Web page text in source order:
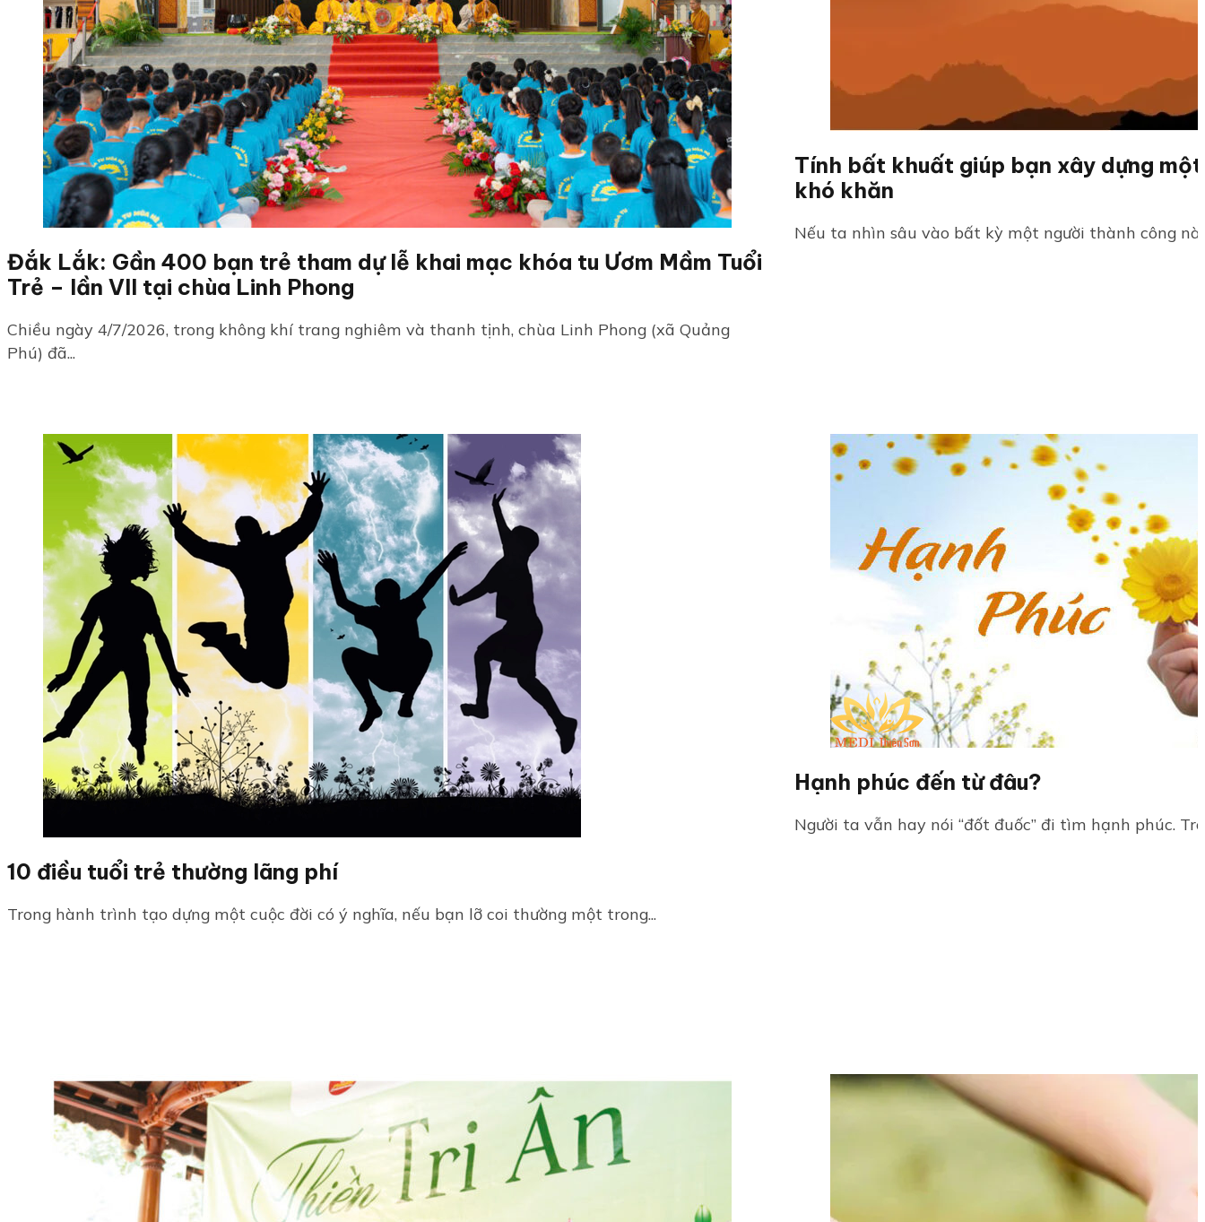
Đắk Lắk: Gần 400 bạn trẻ tham dự lễ khai mạc khóa tu Ươm Mầm Tuổi
Trẻ – lần VII tại chùa Linh Phong
Chiều ngày 4/7/2026, trong không khí trang nghiêm và thanh tịnh, chùa Linh Phong (xã Quảng
Phú) đã...
Tính bất khuất giúp bạn xây dựng
khó khăn
Nếu ta nhìn sâu vào bất kỳ một người thành công
10 điều tuổi trẻ thường lãng phí
Trong hành trình tạo dựng một cuộc đời có ý nghĩa, nếu bạn lỡ coi thường một trong...
Hạnh phúc đến từ đâu?
Người ta vẫn hay nói “đốt đuốc” đi tìm hạnh phúc.